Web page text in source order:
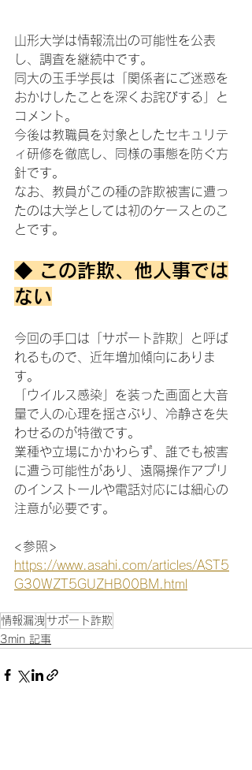
山形大学は情報流出の可能性を公表
し、調査を継続中です。
同大の玉手学長は「関係者にご迷惑を
おかけしたことを深くお詫びする」と
コメント。
今後は教職員を対象としたセキュリテ
ィ研修を徹底し、同様の事態を防ぐ方
針です。
なお、教員がこの種の詐欺被害に遭っ
たのは大学としては初のケースとのこ
とです。
◆ この詐欺、他人事では
ない
今回の手口は「サポート詐欺」と呼ば
れるもので、近年増加傾向にありま
す。
「ウイルス感染」を装った画面と大音
量で人の心理を揺さぶり、冷静さを失
わせるのが特徴です。
業種や立場にかかわらず、誰でも被害
に遭う可能性があり、遠隔操作アプリ
のインストールや電話対応には細心の
注意が必要です。
<参照>
https://www.asahi.com/articles/AST5
G30WZT5GUZHB00BM.html
情報漏洩 サポート詐欺
3min 記事